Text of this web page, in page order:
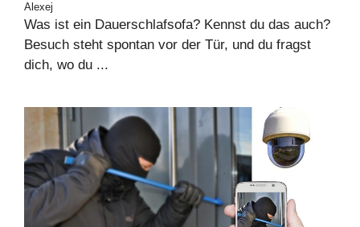
Alexej
Was ist ein Dauerschlafsofa? Kennst du das auch?
Besuch steht spontan vor der Tür, und du fragst
dich, wo du ...